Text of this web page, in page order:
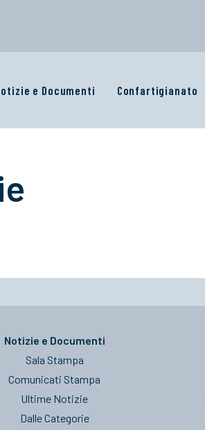
e Documenti Confartigianato
Notizie e Documenti
Sala Stampa
Comunicati Stampa
Ultime Notizie
Dalle Categorie